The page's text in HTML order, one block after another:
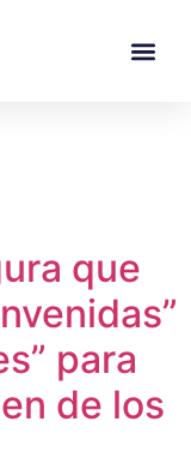
que
para
de los